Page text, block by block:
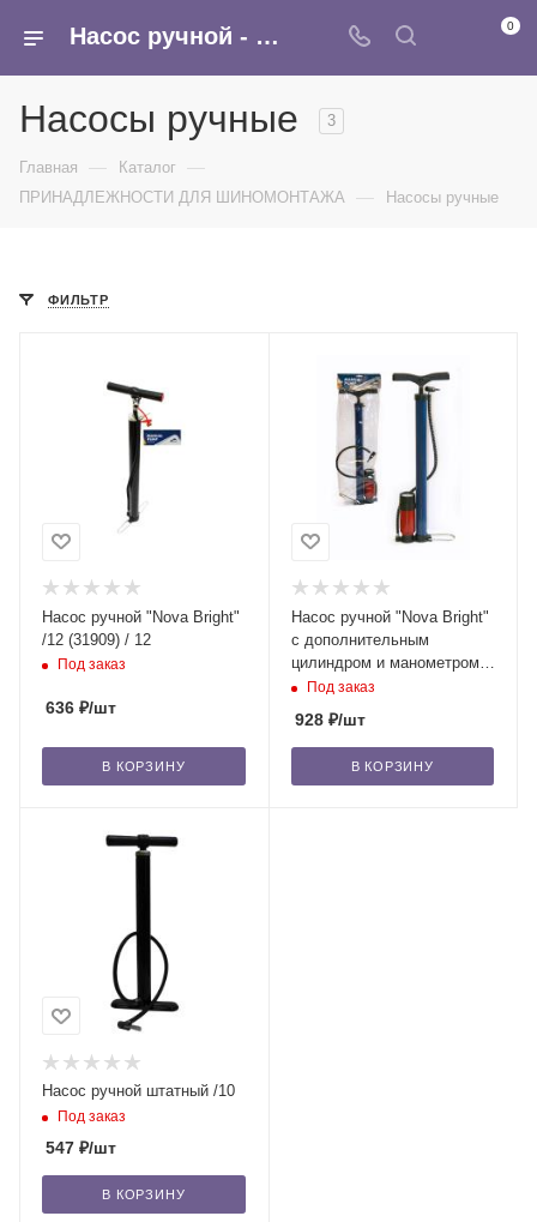
Насос ручной - купить в Москве в интернет-магазине Армина 0
Насосы ручные 3
Главная — Каталог —
ПРИНАДЛЕЖНОСТИ ДЛЯ ШИНОМОНТАЖА — Насосы ручные
ФИЛЬТР
Насос ручной "Nova Bright"
/12 (31909) / 12
Под заказ
636 ₽/шт
В КОРЗИНУ
Насос ручной "Nova Bright"
с дополнительным
цилиндром и манометром
(39139) /12
Под заказ
928₽/шт
В КОРЗИНУ
Насос ручной штатный /10
Под заказ
547 ₽/шт
В КОРЗИНУ